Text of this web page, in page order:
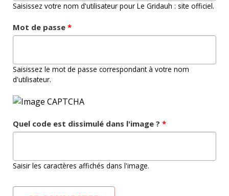
Saisissez votre nom d'utilisateur pour Le Gridauh : site officiel.
Mot de passe *
Saisissez le mot de passe correspondant à votre nom
d'utilisateur.
Quel code est dissimulé dans l'image ? *
Saisir les caractères affichés dans l'image.